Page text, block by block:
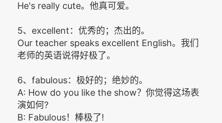
He's really cute。他真可爱。
5、excellent：优秀的；杰出的。
Our teacher speaks excellent English。我们
老师的英语说得好极了。
6、fabulous：极好的；绝妙的。
A: How do you like the show？你觉得这场表
演如何?
B: Fabulous！棒极了!